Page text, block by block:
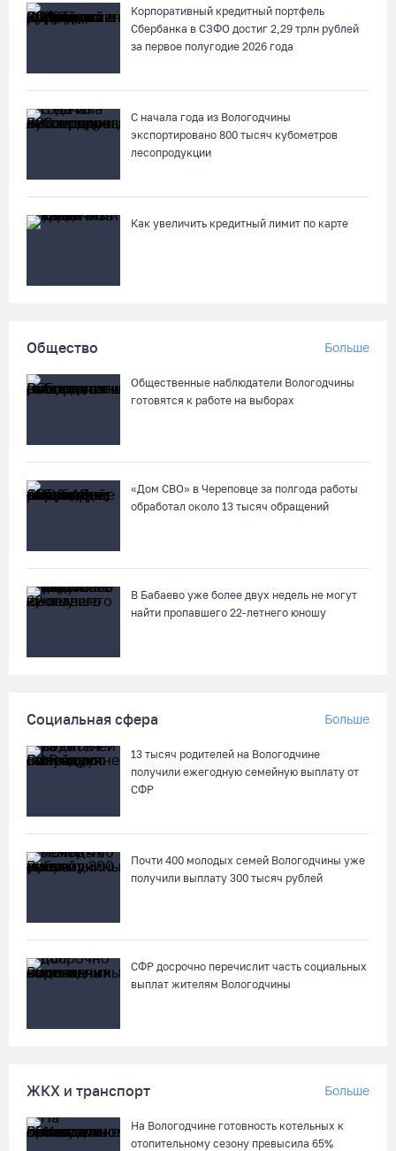
Заявка на создание университетского кампуса в Череповце
07.08.26 / 17:25
В выходные на Вологодчине станет известен обладатель
футбольного кубка региона
07.08.26 / 16:46
кювет и опрокинулся
07.08.26 / 15:23
07.08.26 / 15:08
DDoS-атак за шесть месяцев
Завершен первый этап благоустройства прибрежной зоны
Шекснинского водохранилища
07.08.26 / 14:25
07.08.26 / 14:20
В Кириллове впервые пройдет фестиваль «Рэп на Руси» в
честь юбилея города
07.08.26 / 13:40
Кириллов станет новой столицей «Серебряного ожерелья» в
свой 250-летний юбилей
Корпоративный кредитный портфель
Сбербанка в СЗФО достиг 2,29 трлн рублей
за первое полугодие 2026 года
С начала года из Вологодчины
экспортировано 800 тысяч кубометров
лесопродукции
Как увеличить кредитный лимит по карте
Общество Больше
Общественные наблюдатели Вологодчины
готовятся к работе на выборах
«Дом СВО» в Череповце за полгода работы
обработал около 13 тысяч обращений
В Бабаево уже более двух недель не могут
найти пропавшего 22-летнего юношу
Социальная сфера Больше
13 тысяч родителей на Вологодчине
получили ежегодную семейную выплату от
СФР
Почти 400 молодых семей Вологодчины уже
получили выплату 300 тысяч рублей
СФР досрочно перечислит часть социальных
выплат жителям Вологодчины
ЖКХ и транспорт Больше
На Вологодчине готовность котельных к
отопительному сезону превысила 65%